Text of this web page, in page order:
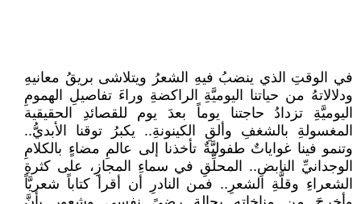
في الوقتِ الذي ينضبُ فيهِ الشعرُ ويتلاشى بريقُ معانيهِ
ودلالاتهُ من حياتنا اليوميَّةِ الراكضةِ وراءَ تفاصيلِ الهمومِ
اليوميَّةِ تزدادُ حاجتنا يوماً بعدَ يوم للقصائدِ الحقيقية
المغسولةِ بالشغفِ وألقِ الكينونةِ.. يكبرُ توقنا الأبديُّ..
وتنمو فينا غواياتٌ طفوليَّةٌ تأخذنا إلى عالمِ مضاءٍ بالكلامِ
الوجدانيِّ النابضِ.. المحلِّقِ في سماءِ المجازِ، على كثرةِ
الشعراءِ وقلَّةِ الشعرِ.. فمن النادرِ أن أقرأ كتاباً شعريَّاً